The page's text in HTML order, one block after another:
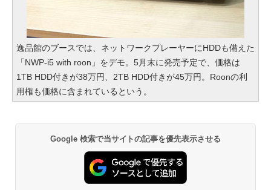
逸品館のブースでは、ネットワークプレーヤーにHDDも備えた
「NWP-i5 with roon」をデモ。5月末に発売予定で、価格は
1TB HDD付きが38万円、2TB HDD付きが45万円。Roonの利
用権も価格に含まれているという。
Google 検索で当サイトの記事を優先表示させる